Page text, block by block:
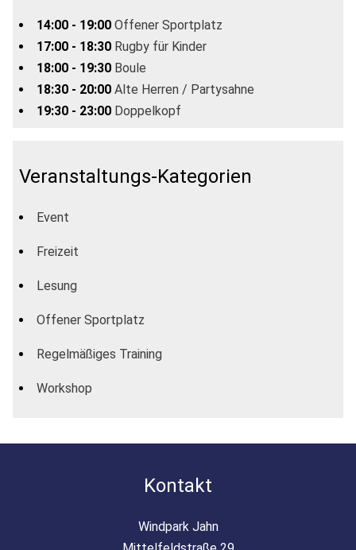
14:00 - 19:00 Offener Sportplatz
17:00 - 18:30 Rugby für Kinder
18:00 - 19:30 Boule
18:30 - 20:00 Alte Herren / Partysahne
19:30 - 23:00 Doppelkopf
Veranstaltungs-Kategorien
Event
Freizeit
Lesung
Offener Sportplatz
Regelmäßiges Training
Workshop
Kontakt
Windpark Jahn